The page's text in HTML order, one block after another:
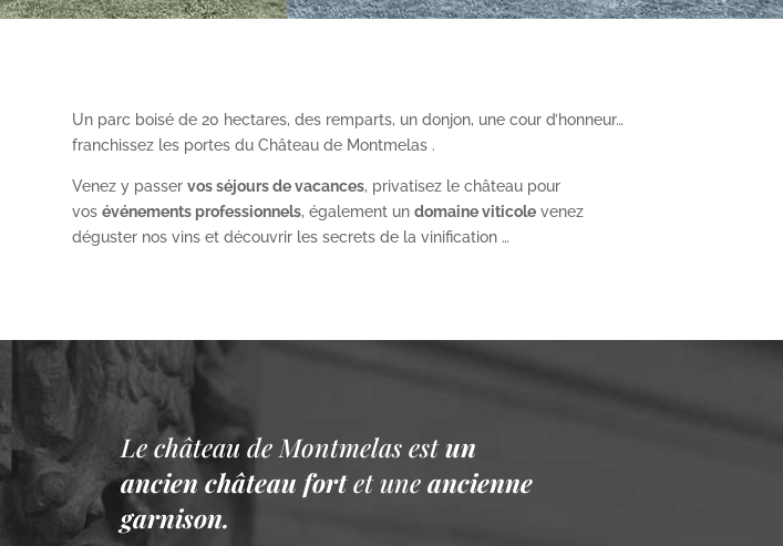
Un parc boisé de 20 hectares, des remparts, un donjon, une cour d’honneur…
franchissez les portes du Château de Montmelas .
Venez y passer vos séjours de vacances, privatisez le château pour
vos événements professionnels, également un domaine viticolevenez
déguster nos vins et découvrir les secrets de la vinification …
Le château de Montmelas est un
ancien château fort et une ancienne
garnison.